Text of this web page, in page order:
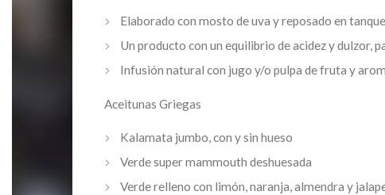
Elaborado con mosto de uva y reposado en
Un producto con un equilibrio de acidez y dulzor,
Infusión natural con jugo y/o pulpa de fruta y
Aceitunas Griegas
Kalamata jumbo, con y sin hueso
Verde super mammouth deshuesada
Verde relleno con limón, naranja, almendra y